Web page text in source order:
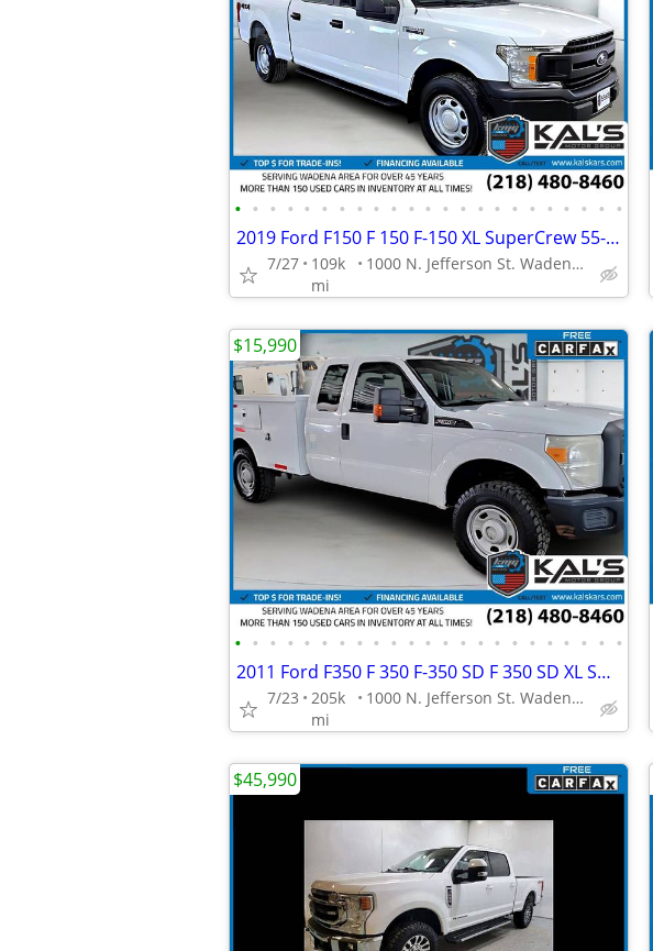
• • • • • • • • • • • • • • • • • • • • • • •
2019 Ford F150 F 150 F-150 XL SuperCrew 55-ft BedPickup Truck
7/27
109k
mi
1000 N. Jefferson St. Wadena, MN 56482
• • • • • • • • • • • • • • • • • • • • • • •
2011 Ford F350 F 350 F-350 SD F 350 SD XL SuperCabService Body Truck
7/23
205k
mi
1000 N. Jefferson St. Wadena, MN 56482
$15,990
$45,990